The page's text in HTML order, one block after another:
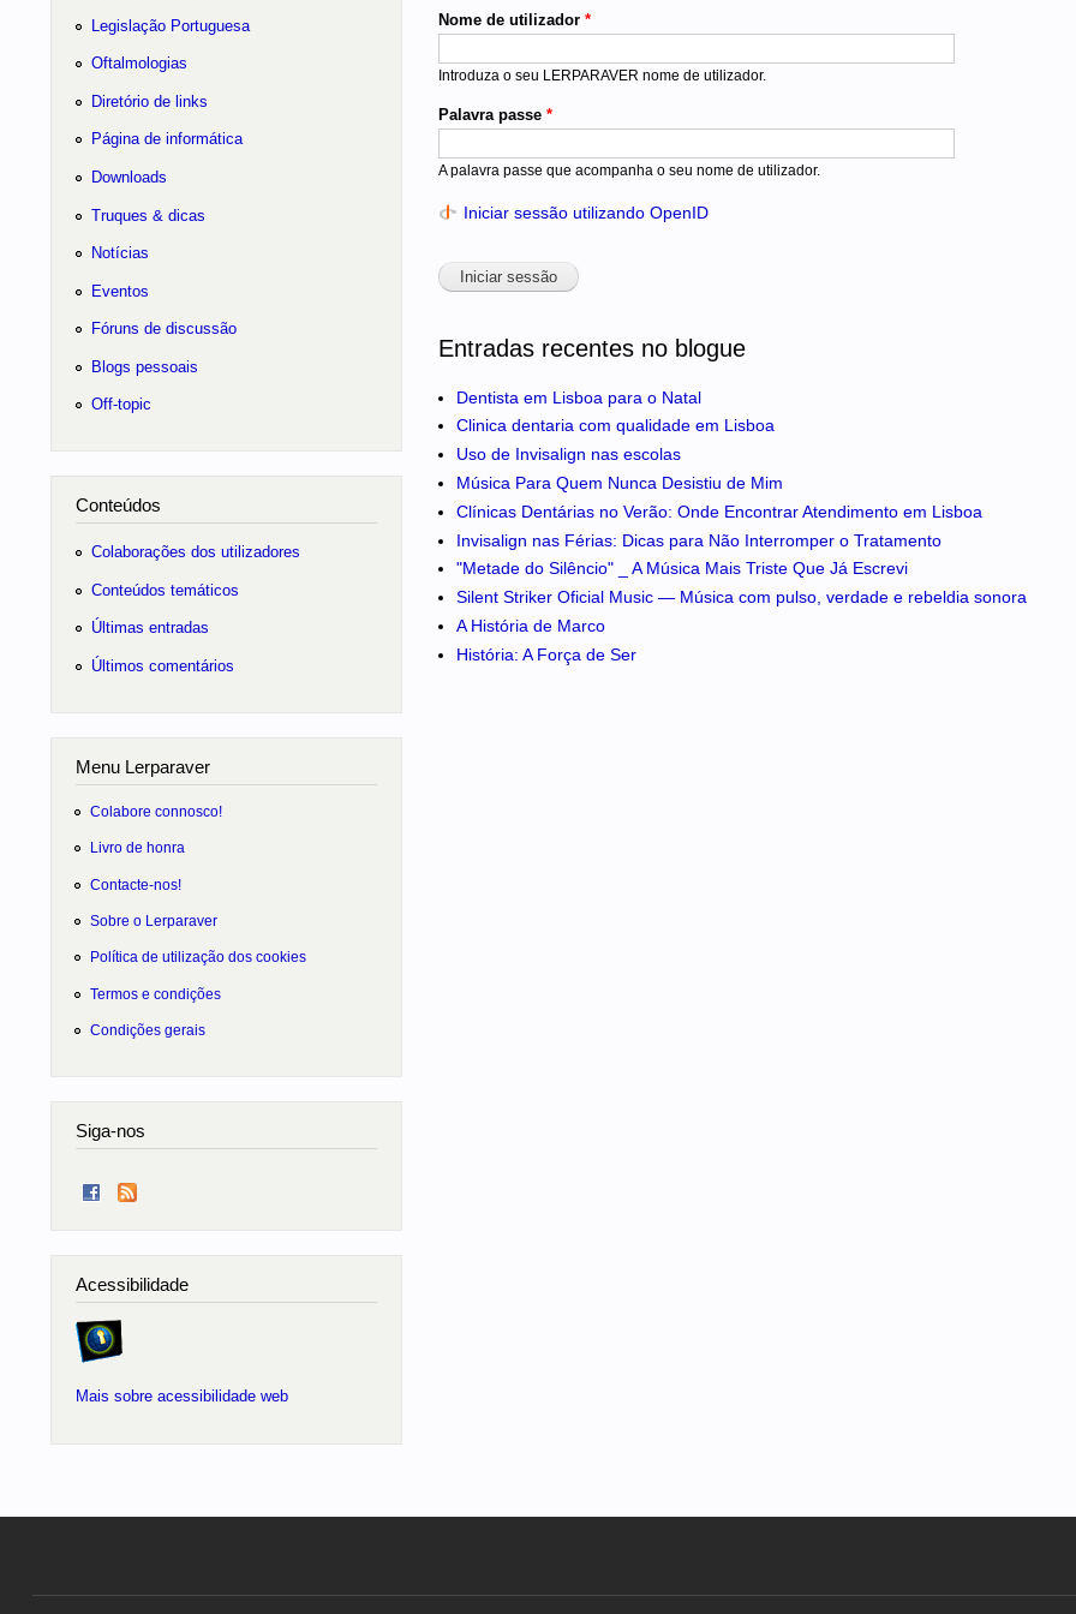
Nome de utilizador *
Introduza o seu LERPARAVER nome de utilizador.
Palavra passe *
A palavra passe que acompanha o seu nome de utilizador.
Iniciar sessão utilizando OpenID
Entradas recentes no blogue
Dentista em Lisboa para o Natal
Clinica dentaria com qualidade em Lisboa
Uso de Invisalign nas escolas
Música Para Quem Nunca Desistiu de Mim
Clínicas Dentárias no Verão: Onde Encontrar Atendimento em Lisboa
Invisalign nas Férias: Dicas para Não Interromper o Tratamento
"Metade do Silêncio" _ A Música Mais Triste Que Já Escrevi
Silent Striker Oficial Music — Música com pulso, verdade e rebeldia sonora
A História de Marco
História: A Força de Ser
Legislação Portuguesa
Oftalmologias
Diretório de links
Página de informática
Downloads
Truques & dicas
Notícias
Eventos
Fóruns de discussão
Blogs pessoais
Off-topic
Conteúdos
Colaborações dos utilizadores
Conteúdos temáticos
Últimas entradas
Últimos comentários
Menu Lerparaver
Colabore connosco!
Livro de honra
Contacte-nos!
Sobre o Lerparaver
Política de utilização dos cookies
Termos e condições
Condições gerais
Siga-nos
Acessibilidade
Mais sobre acessibilidade web